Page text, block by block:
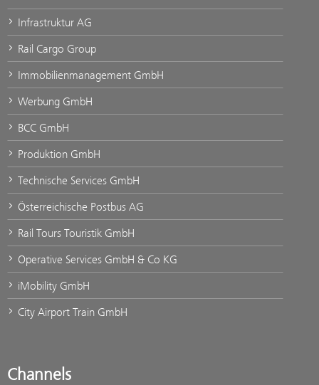
Infrastruktur AG
Rail Cargo Group
Immobilienmanagement GmbH
Werbung GmbH
BCC GmbH
Produktion GmbH
Technische Services GmbH
Österreichische Postbus AG
Rail Tours Touristik GmbH
Operative Services GmbH & Co KG
iMobility GmbH
City Airport Train GmbH
Channels